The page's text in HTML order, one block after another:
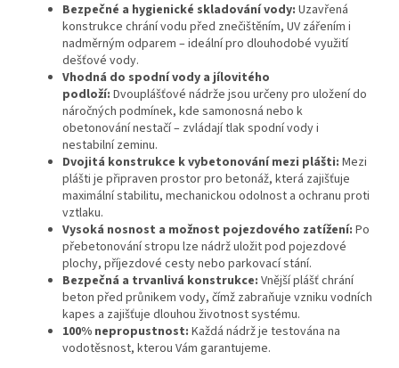
Bezpečné a hygienické skladování vody: Uzavřená
konstrukce chrání vodu před znečištěním, UV zářením i
nadměrným odparem – ideální pro dlouhodobé využití
dešťové vody.
Vhodná do spodní vody a jílovitého
podloží: Dvouplášťové nádrže jsou určeny pro uložení do
náročných podmínek, kde samonosná nebo k
obetonování nestačí – zvládají tlak spodní vody i
nestabilní zeminu.
Dvojitá konstrukce k vybetonování mezi plášti: Mezi
plášti je připraven prostor pro betonáž, která zajišťuje
maximální stabilitu, mechanickou odolnost a ochranu proti
vztlaku.
Vysoká nosnost a možnost pojezdového zatížení: Po
přebetonování stropu lze nádrž uložit pod pojezdové
plochy, příjezdové cesty nebo parkovací stání.
Bezpečná a trvanlivá konstrukce: Vnější plášť chrání
beton před průnikem vody, čímž zabraňuje vzniku vodních
kapes a zajišťuje dlouhou životnost systému.
100% nepropustnost: Každá nádrž je testována na
vodotěsnost, kterou Vám garantujeme.